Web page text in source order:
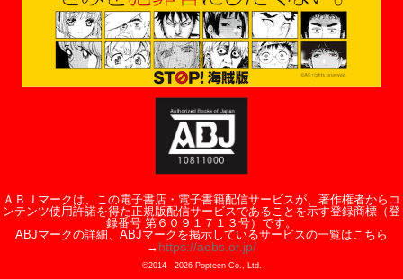
ＡＢＪマークは、この電子書店・電子書籍配信サービスが、著作権者からコ
ンテンツ使用許諾を得た正規版配信サービスであることを示す登録商標（登
録番号 第６０９１７１３号）です。
ABJマークの詳細、ABJマークを掲示しているサービスの一覧はこちら
→ https://aebs.or.jp/
©2014 - 2026Popteen Co., Ltd.